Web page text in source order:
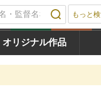
もっと
オリジナル作品